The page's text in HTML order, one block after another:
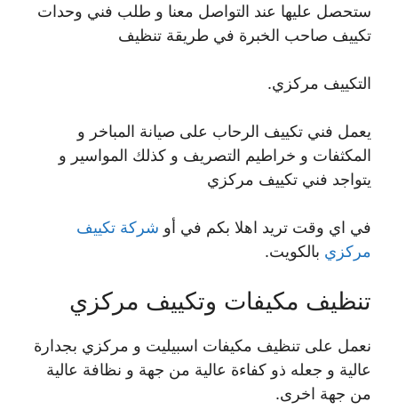
ستحصل عليها عند التواصل معنا و طلب فني وحدات
تكييف صاحب الخبرة في طريقة تنظيف
التكييف مركزي.
يعمل فني تكييف الرحاب على صيانة المباخر و
المكثفات و خراطيم التصريف و كذلك المواسير و
يتواجد فني تكييف مركزي
في اي وقت تريد اهلا بكم في أو شركة تكييف
مركزي بالكويت.
تنظيف مكيفات وتكييف مركزي
نعمل على تنظيف مكيفات اسبيليت و مركزي بجدارة
عالية و جعله ذو كفاءة عالية من جهة و نظافة عالية
من جهة اخرى.